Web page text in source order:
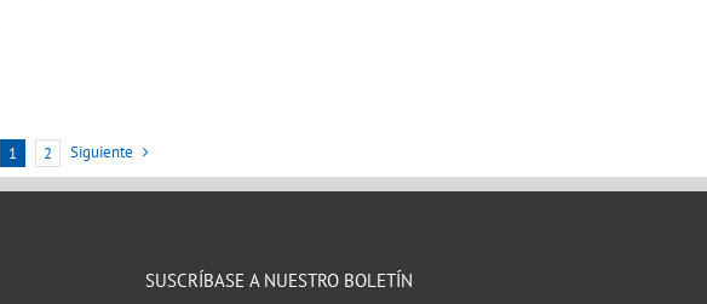
1 2 Siguiente
SUSCRÍBASE A NUESTRO BOLETÍN